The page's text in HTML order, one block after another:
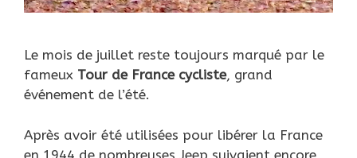
Le mois de juillet reste toujours marqué par le
fameux Tour de France cycliste, grand
événement de l’été.
Après avoir été utilisées pour libérer la France
en 1944 de nombreuses Jeep suivaient encore